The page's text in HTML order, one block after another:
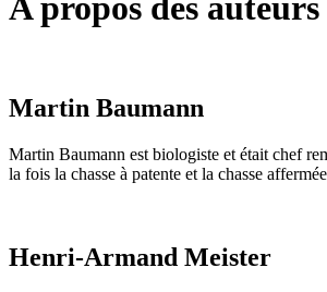
A propos des auteurs
Martin Baumann
Martin Baumann est biologiste et était chef
la fois la chasse à patente et la chasse
Henri-Armand Meister